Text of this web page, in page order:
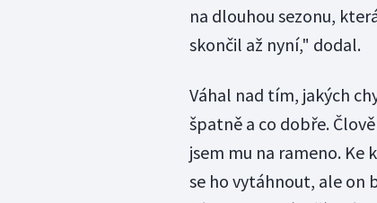
na dlouhou sezonu,
skončil až nyní," dodal.
Váhal nad tím, jakých
špatně a co dobře.
jsem mu na rameno. Ke
se ho vytáhnout, ale on